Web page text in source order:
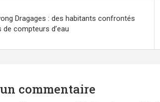
Dragages : des habitants confrontés
de compteurs d’eau
commentaire